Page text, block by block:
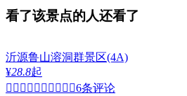
看了该景点的人还看了
沂源鲁山溶洞群景区(4A)
¥28.8起
 6条评论